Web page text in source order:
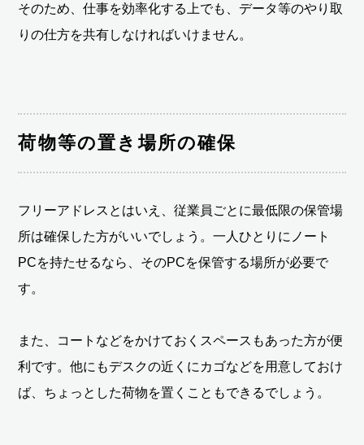
そのため、仕事を効率化する上でも、データ等のやり取
りの仕方を共有しなければいけません。
荷物等の置き場所の確保
フリーアドレスとはいえ、従業員ごとに最低限の保管場
所は確保した方がいいでしょう。一人ひとりにノート
PCを持たせるなら、そのPCを保管する場所が必要で
す。
また、コートなどをかけておくスペースもあった方が便
利です。他にもデスクの近くにカゴなどを用意しておけ
ば、ちょっとした荷物を置くこともできるでしょう。